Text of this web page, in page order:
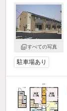
すべての写真
駐車場あり